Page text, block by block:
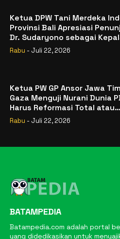
Ketua DPW Tani Merdeka
Provinsi Bali Apresiasi
Dr. Sudaryono sebagai
Badan Gizi Nasional
Rabu - Juli 22, 2026
Ketua PW GP Ansor Jawa
Gaza Menguji Nurani Dunia
Harus Reformasi Total atau
Kehilangan Legitimasi
Rabu - Juli 22, 2026
BATAMPEDIA
Batampedia.com adalah portal
yang didedikasikan untuk